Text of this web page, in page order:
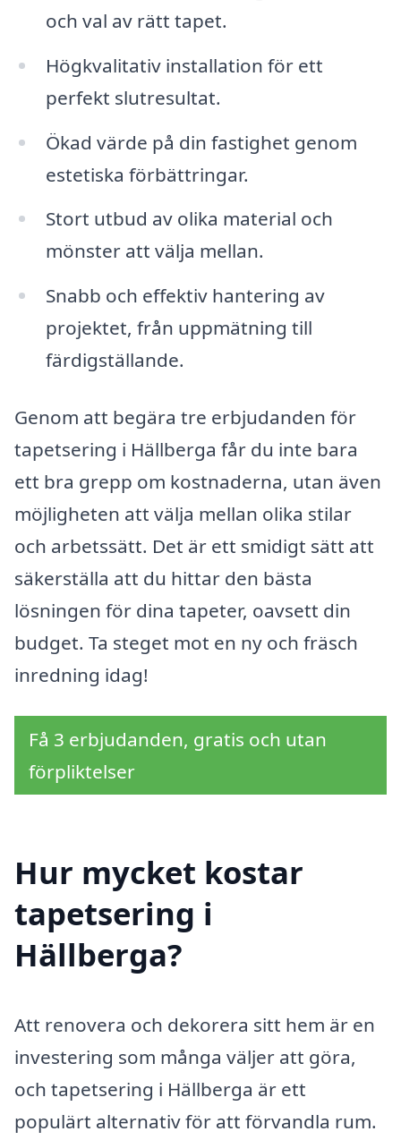
och val av rätt tapet.
Högkvalitativ installation för ett
perfekt slutresultat.
Ökad värde på din fastighet genom
estetiska förbättringar.
Stort utbud av olika material och
mönster att välja mellan.
Snabb och effektiv hantering av
projektet, från uppmätning till
färdigställande.
Genom att begära tre erbjudanden för
tapetsering i Hällberga får du inte bara
ett bra grepp om kostnaderna, utan även
möjligheten att välja mellan olika stilar
och arbetssätt. Det är ett smidigt sätt att
säkerställa att du hittar den bästa
lösningen för dina tapeter, oavsett din
budget. Ta steget mot en ny och fräsch
inredning idag!
Få 3 erbjudanden, gratis och utan
förpliktelser
Hur mycket kostar
tapetsering i
Hällberga?
Att renovera och dekorera sitt hem är en
investering som många väljer att göra,
och tapetsering i Hällberga är ett
populärt alternativ för att förvandla rum.